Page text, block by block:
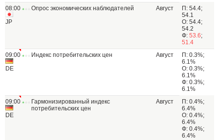
08:00
JP
Опрос экономических наблюдателей Август
П: 54.4;
54.1
О: 54.4;
54.2
Ф: 53.6;
51.4
09:00
DE
Индекс потребительских цен Август
П: 0.3%;
6.1%
О: 0.3%;
6.1%
Ф: 0.3%;
6.1%
09:00
DE
Гармонизированный индекс
потребительских цен
Август
П: 0.4%;
6.4%
О: 0.4%;
6.4%
Ф: 0.4%;
6.4%